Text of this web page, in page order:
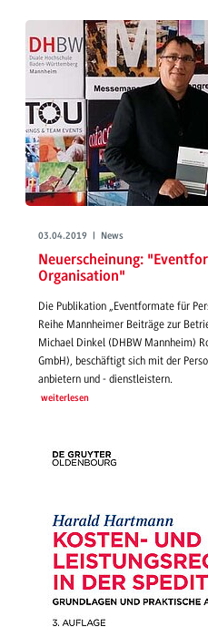
03.04.2019 | News
Neuerscheinung:
Organisation"
Die Publikation „Eventformate für
Reihe Mannheimer Beiträge zur
Michael Dinkel (DHBW Mannheim)
GmbH), beschäftigt sich mit der
anbietern und - dienstleistern.
weiterlesen